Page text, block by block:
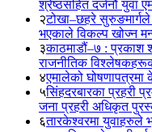
श्रेष्ठसहित दर्जनौं युवा
२टोखा–छहरे सुरुङमार्गले
भएकाले विकल्प खोज्न
३काठमाडौं–७ : प्रकाश
राजनीतिक
४एमालेको घोषणापत्रमा
५सिंहदरबारका प्रहरी
जना प्रहरी अधिकृत
६तारकेश्वरमा युवाहरुले